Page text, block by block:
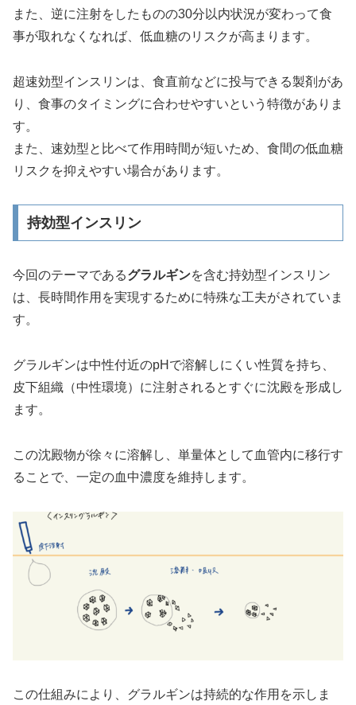
また、逆に注射をしたものの30分以内状況が変わって食
事が取れなくなれば、低血糖のリスクが高まります。
超速効型インスリンは、食直前などに投与できる製剤があ
り、食事のタイミングに合わせやすいという特徴がありま
す。
また、速効型と比べて作用時間が短いため、食間の低血糖
リスクを抑えやすい場合があります。
持効型インスリン
今回のテーマであるグラルギンを含む持効型インスリン
は、長時間作用を実現するために特殊な工夫がされていま
す。
グラルギンは中性付近のpHで溶解しにくい性質を持ち、
皮下組織（中性環境）に注射されるとすぐに沈殿を形成し
ます。
この沈殿物が徐々に溶解し、単量体として血管内に移行す
ることで、一定の血中濃度を維持します。
この仕組みにより、グラルギンは持続的な作用を示しま